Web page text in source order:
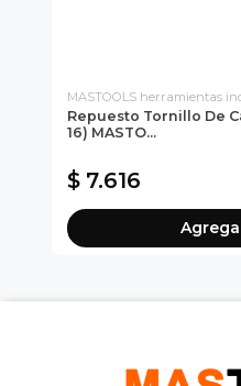
MASTOOLS herramientas
Repuesto Tornillo De
16) MASTO...
$ 7.616